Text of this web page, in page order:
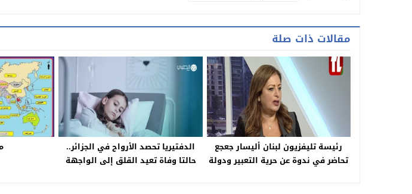
مقالات ذات صلة
رئيسة تليفزيون لبنان أليسار جعجع
تحاضر في ندوة عن حرية التعبير ودولة
الدفتيريا تحصد الأرواح في الجزائر..
حالتا وفاة تعيد القلق إلى الواجهة